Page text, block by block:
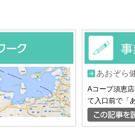
あおぞら
Aコープ須恵
て入口前で「